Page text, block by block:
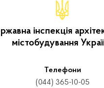
інспекція
містобудування
Телефони
(044) 365-10-05